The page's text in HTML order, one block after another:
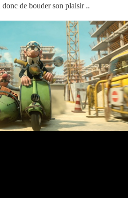
de bouder son plaisir ..